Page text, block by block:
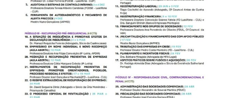
SUSTENTABILIDADE